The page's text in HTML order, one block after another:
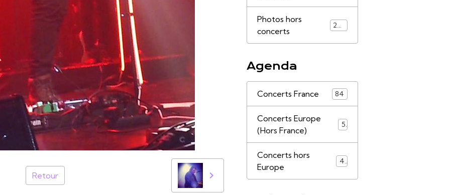
Retour
Photos hors
concerts
253
Agenda
Concerts France 84
Concerts Europe
(Hors France)
5
Concerts hors
Europe
4